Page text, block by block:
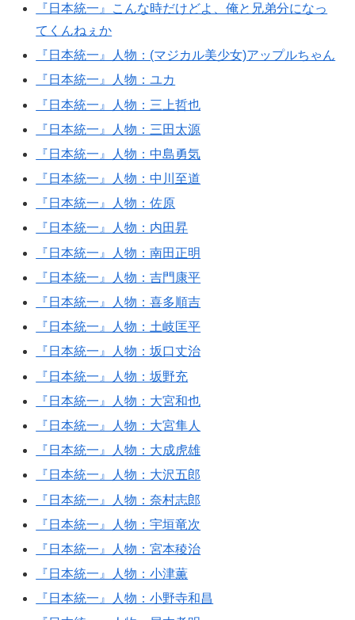
『日本統一』こんな時だけどよ、俺と兄弟分になっ
てくんねぇか
『日本統一』人物：(マジカル美少女)アップルちゃん
『日本統一』人物：ユカ
『日本統一』人物：三上哲也
『日本統一』人物：三田太源
『日本統一』人物：中島勇気
『日本統一』人物：中川至道
『日本統一』人物：佐原
『日本統一』人物：内田昇
『日本統一』人物：南田正明
『日本統一』人物：吉門康平
『日本統一』人物：喜多順吉
『日本統一』人物：土岐匡平
『日本統一』人物：坂口丈治
『日本統一』人物：坂野充
『日本統一』人物：大宮和也
『日本統一』人物：大宮隼人
『日本統一』人物：大成虎雄
『日本統一』人物：大沢五郎
『日本統一』人物：奈村志郎
『日本統一』人物：宇垣竜次
『日本統一』人物：宮本稜治
『日本統一』人物：小津薫
『日本統一』人物：小野寺和昌